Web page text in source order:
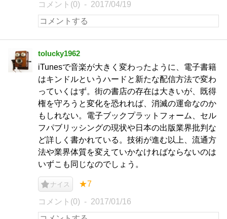
コメント(0) 2017/04/19
tolucky1962
iTunesで音楽が大きく変わったように、電子書籍
はキンドルというハードと新たな配信方法で変わ
っていくはず。街の書店の存在は大きいが、既得
権を守ろうと変化を恐れれば、消滅の運命なのか
もしれない。電子ブックプラットフォーム、セル
フパブリッシングの現状や日本の出版業界批判な
ど詳しく書かれている。技術が進む以上、流通方
法や業界体質を変えていかなければならないのは
いずこも同じなのでしょう。
ナイス ★7
コメント(0) 2017/01/16